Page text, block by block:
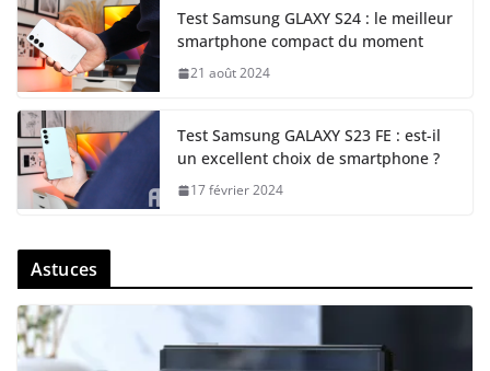
Test Samsung GLAXY S24 : le meilleur
smartphone compact du moment
21 août 2024
Test Samsung GALAXY S23 FE : est-il
un excellent choix de smartphone ?
17 février 2024
Astuces